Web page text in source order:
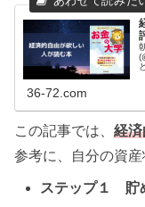
36-72.com
この記事では、 経
参考に、自分の資産
ステップ１ 貯